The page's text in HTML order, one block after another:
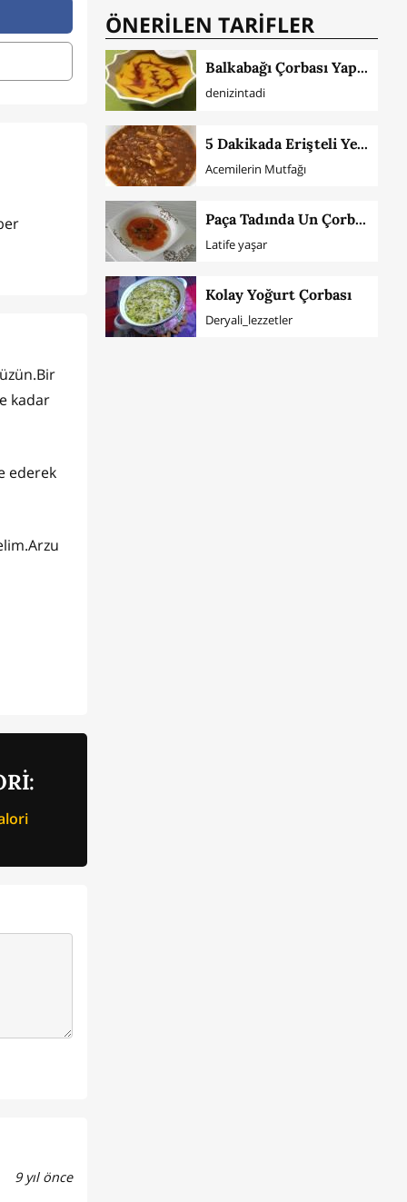
kadar
ederek
9 yıl önce
ÖNERİLEN TARİFLER
Balkabağı Çorbası Yapılışı
denizintadi
5 Dakikada Erişteli Yeşil Mercimek Çorbası
Acemilerin Mutfağı
Paça Tadında Un Çorbası
Latife yaşar
Kolay Yoğurt Çorbası
Deryali_lezzetler